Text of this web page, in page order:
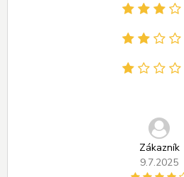
Zákazník
9.7.2025